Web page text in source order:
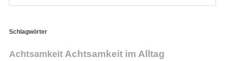
Schlagwörter
Achtsamkeit Achtsamkeit im Alltag